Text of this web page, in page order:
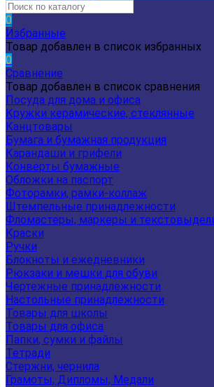
0
Избранные
Товар добавлен в список избранных
0
Сравнение
Товар добавлен в список сравнения
Посуда для дома и офиса
Кружки керамические, стеклянные
Канцтовары
Бумага и бумажная продукция
Карандаши и грифели
Конверты бумажные
Обложки на паспорт
Фоторамки, рамки-коллаж
Штемпельные принадлежности
Фломастеры, маркеры и
Краски
Ручки
Блокноты и ежедневники
Рюкзаки и мешки для обуви
Чертежные принадлежности
Настольные принадлежности
Товары для школы
Товары для офиса
Папки, сумки и файлы
Тетради
Стержни, чернила
Грамоты, Дипломы, Медали